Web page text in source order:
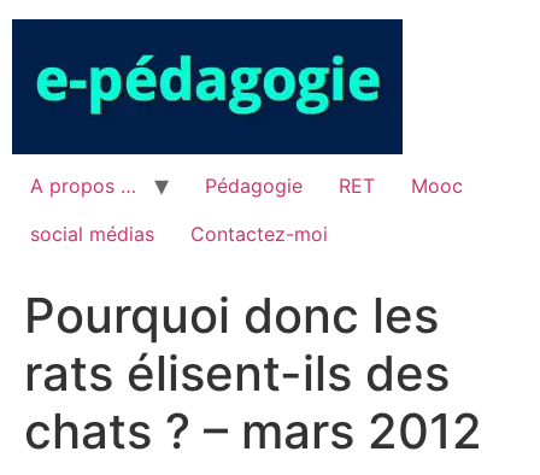
Aller
contenu
A propos … Pédagogie RET
Mooc
social médias
Contactez-moi
Pourquoi donc les
rats élisent-ils des
chats ? – mars 2012